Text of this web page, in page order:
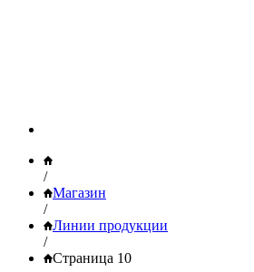
/
Магазин
/
Линии продукции
/
Страница 10